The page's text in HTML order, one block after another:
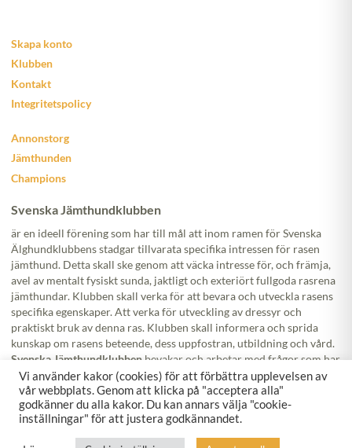
Skapa konto
Klubben
Kontakt
Integritetspolicy
Annonstorg
Jämthunden
Champions
Svenska Jämthundklubben
är en ideell förening som har till mål att inom ramen för Svenska
Älghundklubbens stadgar tillvarata specifika intressen för rasen
jämthund. Detta skall ske genom att väcka intresse för, och främja,
avel av mentalt fysiskt sunda, jaktligt och exteriört fullgoda rasrena
jämthundar. Klubben skall verka för att bevara och utveckla rasens
specifika egenskaper. Att verka för utveckling av dressyr och
praktiskt bruk av denna ras. Klubben skall informera och sprida
kunskap om rasens beteende, dess uppfostran, utbildning och vård.
Svenska Jämthundklubbenbevakar och arbetar med frågor som har
ett rasspecifikt intresse för hundägaren och hundägandet. Klubben
ska jobba med att skapa och vidmakthålla goda relationer mellan
omvärlden, hundägaren och hundägandet.
Vi använder kakor (cookies) för att förbättra upplevelsen av
vår webbplats. Genom att klicka på "acceptera alla"
godkänner du alla kakor. Du kan annars välja "cookie-
inställningar" för att justera godkännandet.